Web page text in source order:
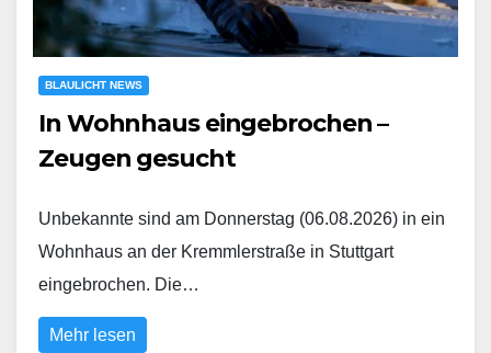
BLAULICHT NEWS
In Wohnhaus eingebrochen –
Zeugen gesucht
Unbekannte sind am Donnerstag (06.08.2026) in ein
Wohnhaus an der Kremmlerstraße in Stuttgart
eingebrochen. Die…
Mehr lesen